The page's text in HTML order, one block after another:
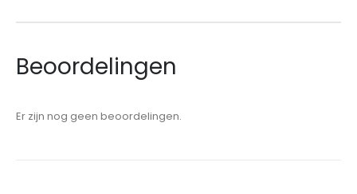
Beoordelingen
Er zijn nog geen beoordelingen.